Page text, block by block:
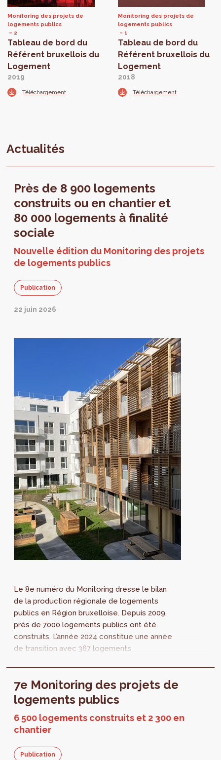
Monitoring des projets de
logements publics
2
Tableau de bord du
Référent bruxellois du
Logement
2019
Téléchargement
Monitoring des projets de
logements publics
1
Tableau de bord du
Référent bruxellois du
Logement
2018
Téléchargement
Actualités
Près de 8 900 logements
construits ou en chantier et
80 000 logements à finalité
sociale
Nouvelle édition du Monitoring des projets
de logements publics
Publication
22 juin 2026
Le 8e numéro du Monitoring dresse le bilan
de la production régionale de logements
publics en Région bruxelloise. Depuis 2009,
près de 7000 logements publics ont été
construits. L’année 2024 constitue une année
de transition avec 367 logements
7e Monitoring des projets de
logements publics
6 500 logements construits et 2 300 en
chantier
Publication